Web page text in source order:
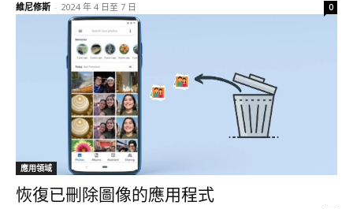
維尼修斯 - 2024 年 4 日至 7 日 0
應用領域
恢復已刪除圖像的應用程式